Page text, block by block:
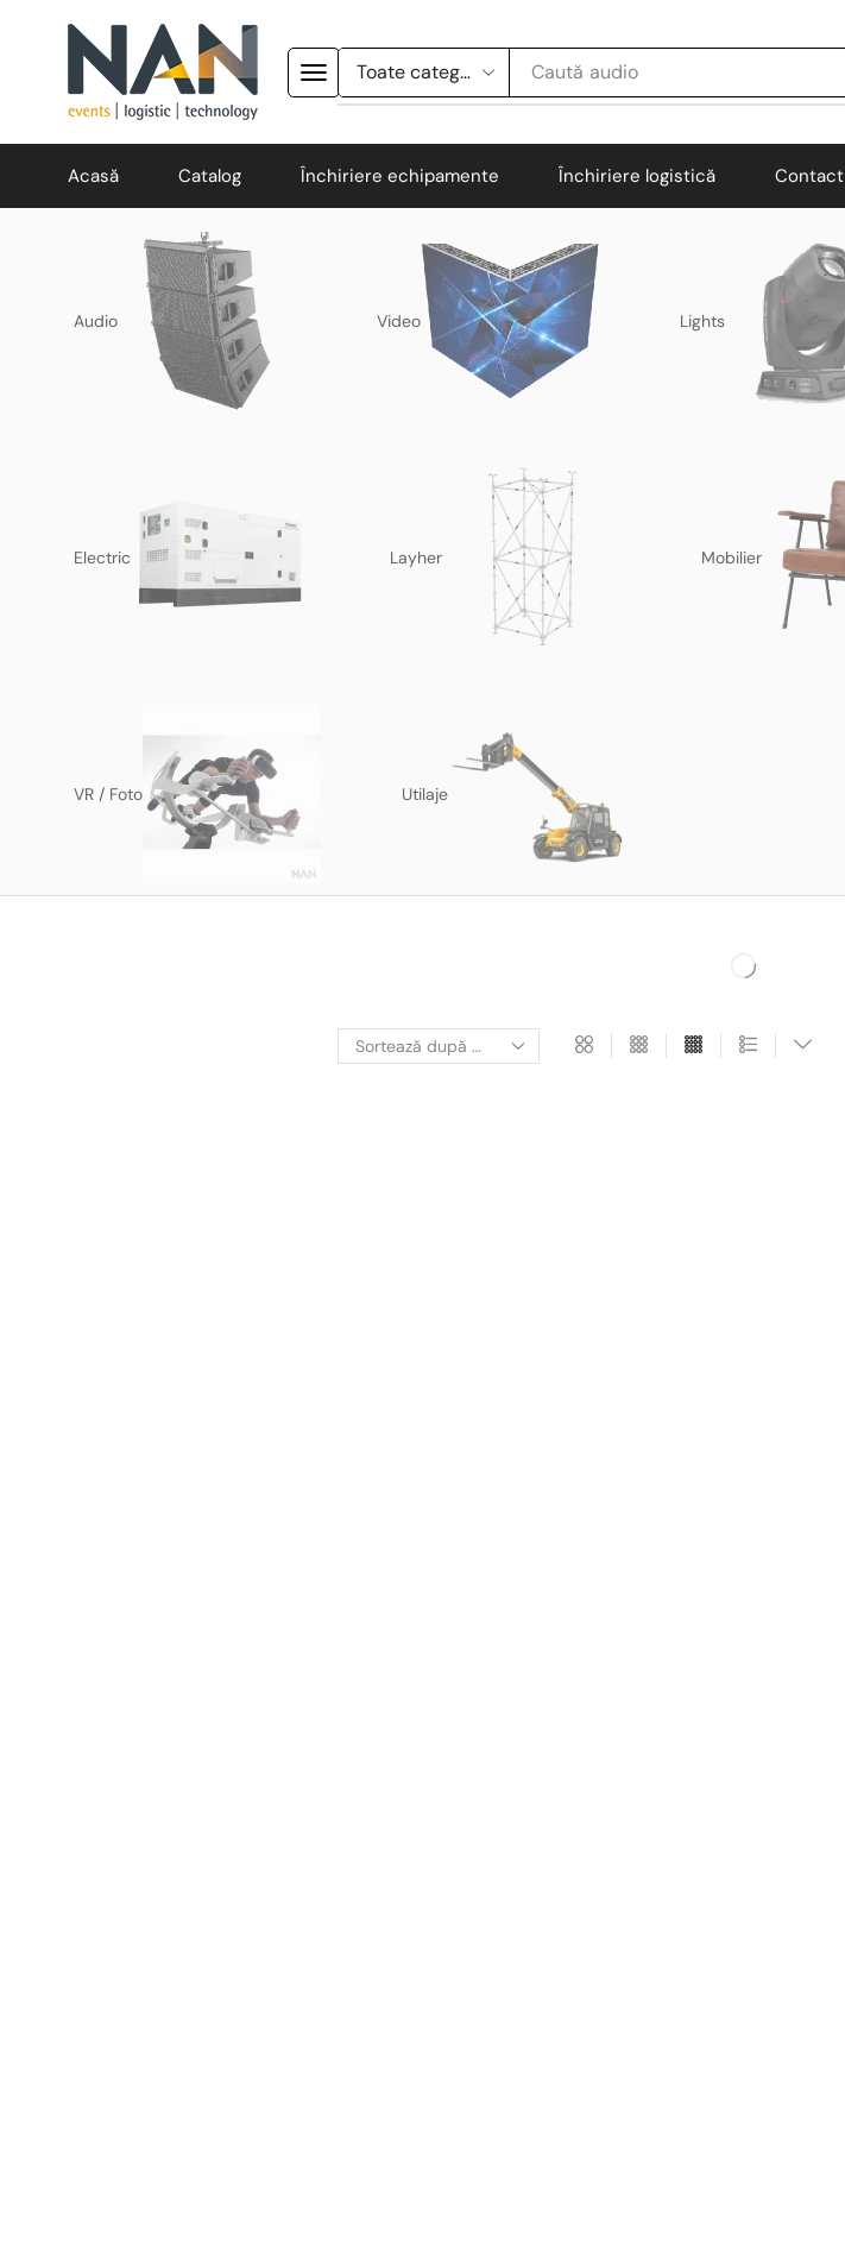
Caută audio
Acasă Catalog Închiriere echipamente Închiriere logistică Contact
Audio Video Lights
Electric Layher Mobilier
VR / Foto Utilaje